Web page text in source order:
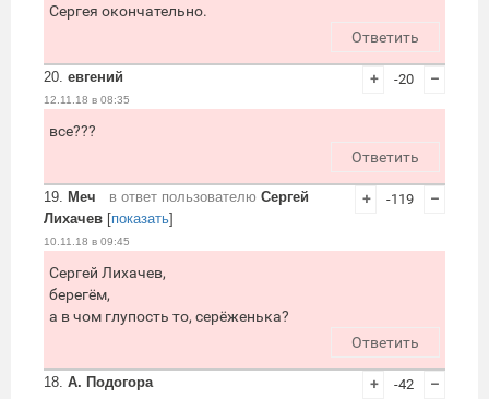
Сергея окончательно.
Ответить
20. евгений
12.11.18 в 08:35
+ -20 –
все???
Ответить
19. Меч в ответ пользователю Сергей
Лихачев [показать]
10.11.18 в 09:45
+ -119 –
Сергей Лихачев,
берегём,
а в чом глупость то, серёженька?
Ответить
18. А. Подогора + -42 –